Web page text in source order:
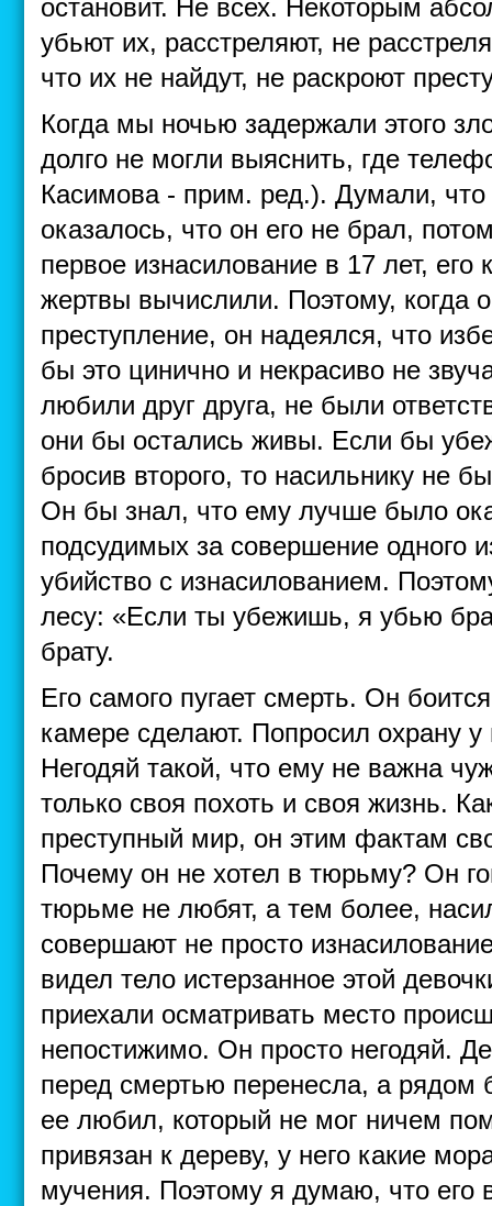
остановит. Не всех. Некоторым
убьют их, расстреляют, не
что их не найдут, не раскроют
Когда мы ночью задержали этого
долго не могли выяснить, где
Касимова - прим. ред.). Думали, что
оказалось, что он его не брал,
первое изнасилование в 17 лет, его
жертвы вычислили. Поэтому, когда
преступление, он надеялся, что
бы это цинично и некрасиво не
любили друг друга, не были
они бы остались живы. Если бы
бросив второго, то насильнику не
Он бы знал, что ему лучше было
подсудимых за совершение одного
убийство с изнасилованием.
лесу: «Если ты убежишь, я убью
брату.
Его самого пугает смерть. Он
камере сделают. Попросил охрану у
Негодяй такой, что ему не важна
только своя похоть и своя жизнь.
преступный мир, он этим фактам
Почему он не хотел в тюрьму? Он
тюрьме не любят, а тем более,
совершают не просто
видел тело истерзанное этой
приехали осматривать место
непостижимо. Он просто негодяй.
перед смертью перенесла, а рядом
ее любил, который не мог ничем
привязан к дереву, у него какие
мучения. Поэтому я думаю, что его